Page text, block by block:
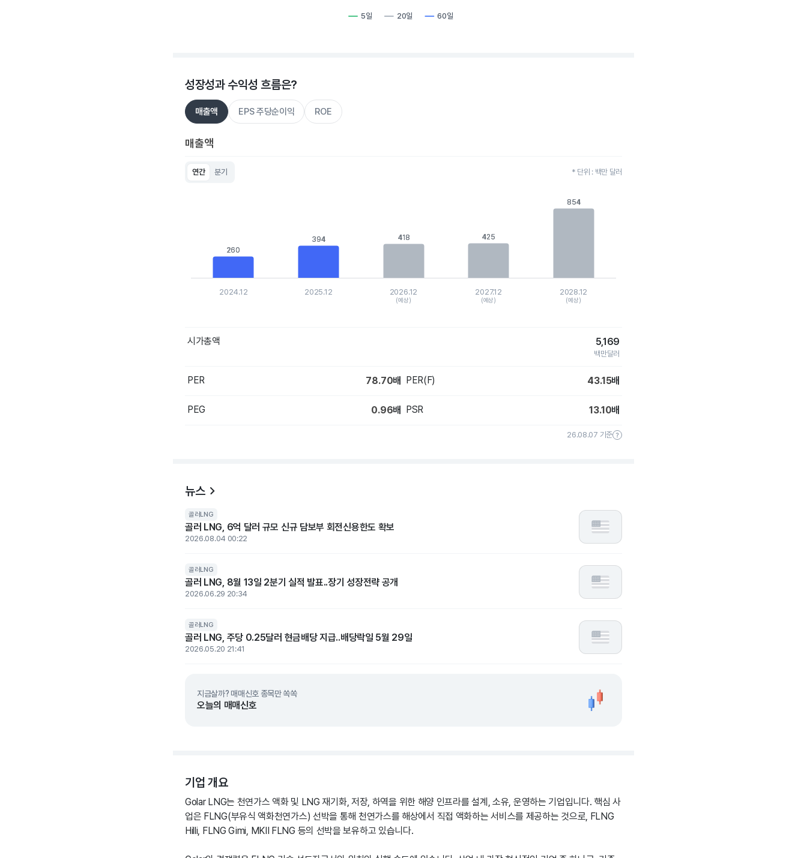
5일 20일 60일
성장성과 수익성 흐름은?
매출액 EPS 주당순이익 ROE
매출액
연간 분기 * 단위 : 백만 달러
260
260
394
394 418
418 425
425
854
854
2024.12 2025.12 2026.12
(예상)
2027.12
(예상)
2028.12
(예상)
시가총액 5,169
백만달러
PER 78.70배 PER(F) 43.15배
PEG 0.96배 PSR 13.10배
26.08.07 기준
뉴스
골러LNG
골러 LNG, 6억 달러 규모 신규 담보부 회전신용한도 확보
2026.08.04 00:22
골러LNG
골러 LNG, 8월 13일 2분기 실적 발표..장기 성장전략 공개
2026.06.29 20:34
골러LNG
골러 LNG, 주당 0.25달러 현금배당 지급..배당락일 5월 29일
2026.05.20 21:41
지금살까? 매매신호 종목만 쏙쏙
오늘의 매매신호
기업 개요
Golar LNG는 천연가스 액화 및 LNG 재기화, 저장, 하역을 위한 해양 인프라를 설계, 소유, 운영하는 기업입니다. 핵심 사
업은 FLNG(부유식 액화천연가스) 선박을 통해 천연가스를 해상에서 직접 액화하는 서비스를 제공하는 것으로, FLNG
Hilli, FLNG Gimi, MKII FLNG 등의 선박을 보유하고 있습니다.